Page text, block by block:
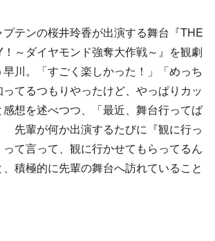
テンの桜井玲香が出演する舞台『THE
～ダイヤモンド強奪大作戦～』を観劇
川。「すごく楽しかった！」「めっち
てるつもりやったけど、やっぱりカッ
想を述べつつ、「最近、舞台行ってば
先輩が何か出演するたびに『観に行っ
て言って、観に行かせてもらってるん
積極的に先輩の舞台へ訪れていること